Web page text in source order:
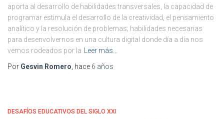
aporta al desarrollo de habilidades transversales, la capacidad de
programar estimula el desarrollo de la creatividad, el pensamiento
analítico y la resolución de problemas; habilidades necesarias
para desenvolvernos en una cultura digital donde día a día nos
vemos rodeados por la
Leer más…
Por Gesvin Romero , hace 6 años
DESAFÍOS EDUCATIVOS DEL SIGLO XXI